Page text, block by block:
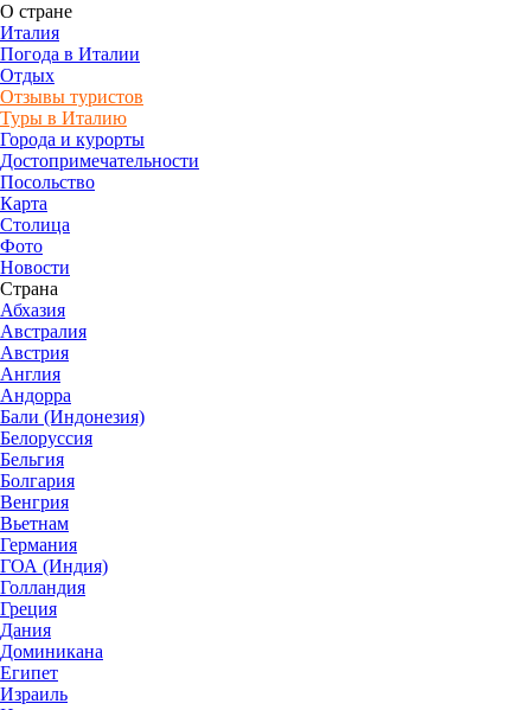
О стране
Италия
Погода в Италии
Отдых
Отзывы туристов
Туры в Италию
Города и курорты
Достопримечательности
Посольство
Карта
Столица
Фото
Новости
Страна
Абхазия
Австралия
Австрия
Англия
Андорра
Бали (Индонезия)
Белоруссия
Бельгия
Болгария
Венгрия
Вьетнам
Германия
ГОА (Индия)
Голландия
Греция
Дания
Доминикана
Египет
Израиль